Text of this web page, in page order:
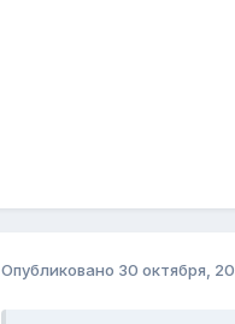
Опубликовано 30 октября,